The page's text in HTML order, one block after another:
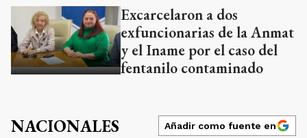
Excarcelaron a dos
exfuncionarias de la Anmat
y el Iname por el caso del
fentanilo contaminado
NACIONALES Añadir como fuente en